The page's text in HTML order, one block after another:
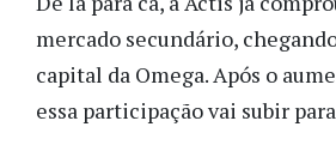
mercado secundário,
capital da Omega. Após o
essa participação vai subir